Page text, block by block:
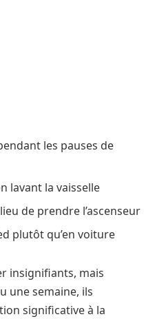
les pauses de
lavant la vaisselle
de prendre l’ascenseur
plutôt qu’en voiture
insignifiants, mais
une semaine, ils
significative à la